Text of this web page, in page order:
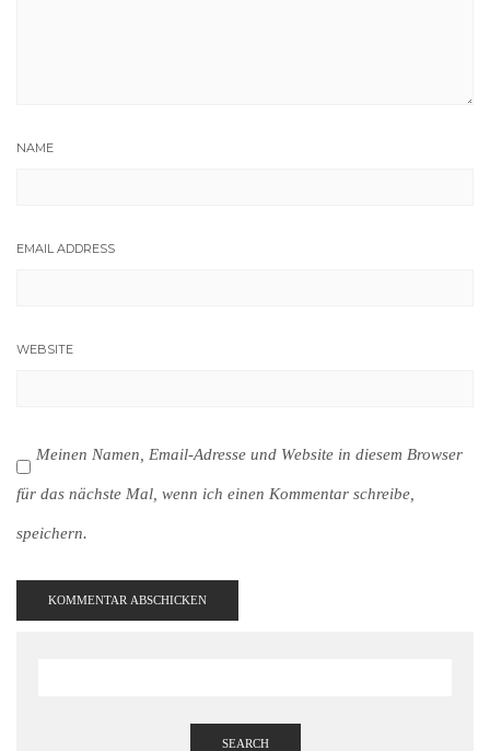
NAME
EMAIL ADDRESS
WEBSITE
Meinen Namen, Email-Adresse und Website in diesem Browser
für das nächste Mal, wenn ich einen Kommentar schreibe,
speichern.
SEARCH